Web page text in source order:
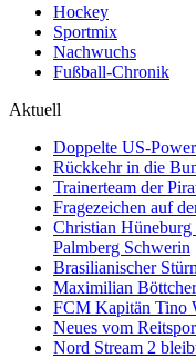
Hockey
Sportmix
Nachwuchs
Fußball-Chronik
Aktuell
Doppelte US-
Rückkehr in die
Trainerteam der
Fragezeichen auf
Christian Hüneburg
Palmberg Schwerin
Brasilianischer
Maximilian
FCM Kapitän Tino
Neues vom
Nord Stream 2